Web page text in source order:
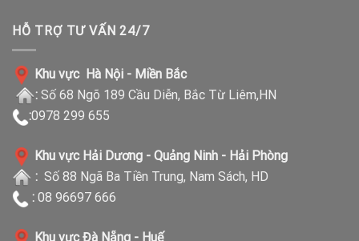
HỖ TRỢ TƯ VẤN 24/7
Khu vực Hà Nội - Miền Bắc
: Số 68 Ngõ 189 Cầu Diễn, Bắc Từ Liêm,HN
:0978 299 655
Khu vực Hải Dương - Quảng Ninh - Hải Phòng
: Số 88 Ngã Ba Tiền Trung, Nam Sách, HD
: 08 96697 666
Khu vực Đà Nẵng - Huế